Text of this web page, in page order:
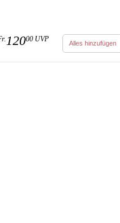
12000 UVP Alles hinzufügen